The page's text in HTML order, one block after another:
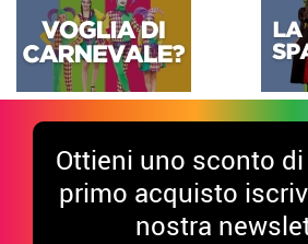
Ottieni uno sconto
primo acquisto
nostra